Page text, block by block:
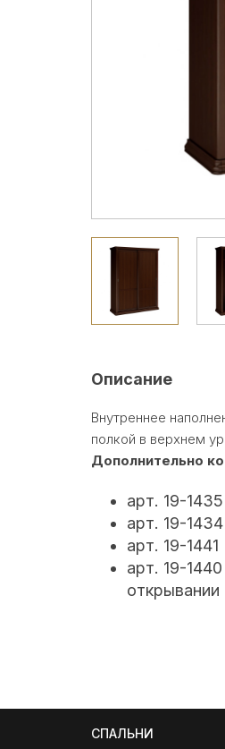
Описание
Внутреннее
полкой в верхнем
Дополнительно
арт. 19-
арт. 19-
арт. 19-
арт. 19-
открывании
СПАЛЬНИ